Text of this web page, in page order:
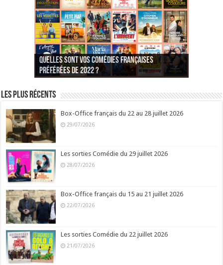
Quelles sont vos comédies françaises
préférées de 2022 ?
Quel est votre personnage préféré du Père
Noël est une ordure ?
Quelles sont vos comédies françaises
préférées de 2021 ?
Quel est votre « Gendarme » préféré ?
Quels sont vos 3 comédies de Jean-Marie Poiré
préférées ?
Quel est votre « Tati » préféré ?
Quel est votre « bronzé » préféré ?
Les plus récents
Box-Office français du 22 au 28 juillet 2026
29/07/2026
Les sorties Comédie du 29 juillet 2026
28/07/2026
Box-Office français du 15 au 21 juillet 2026
22/07/2026
Les sorties Comédie du 22 juillet 2026
21/07/2026